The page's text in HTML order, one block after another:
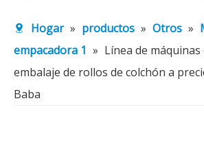
Hogar » productos » Otros »
empacadora 1 » Línea de
embalaje de rollos de colchón a
Baba